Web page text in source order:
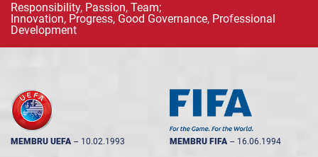
Responsibility, Passion, Team;
Innovation, Progress, Good Governance, Professional
Development
MEMBRU UEFA -- 10.02.1993 MEMBRU FIFA -- 16.06.1994